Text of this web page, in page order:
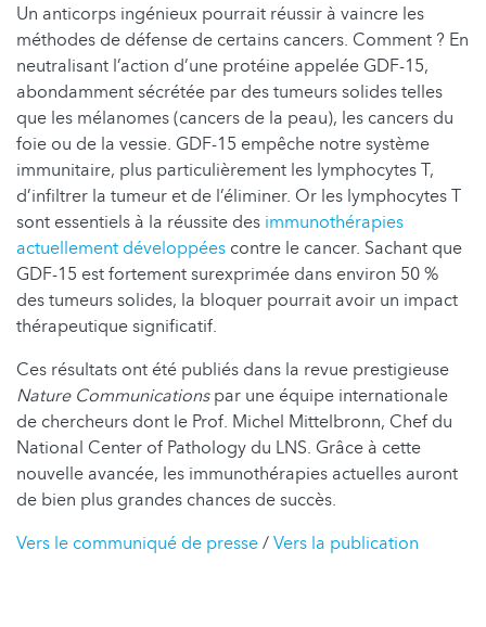
Un anticorps ingénieux pourrait réussir à vaincre les
méthodes de défense de certains cancers. Comment ? En
neutralisant l’action d’une protéine appelée GDF-15,
abondamment sécrétée par des tumeurs solides telles
que les mélanomes (cancers de la peau), les cancers du
foie ou de la vessie. GDF-15 empêche notre système
immunitaire, plus particulièrement les lymphocytes T,
d’infiltrer la tumeur et de l’éliminer. Or les lymphocytes T
sont essentiels à la réussite des immunothérapies
actuellement développées contre le cancer. Sachant que
GDF-15 est fortement surexprimée dans environ 50 %
des tumeurs solides, la bloquer pourrait avoir un impact
thérapeutique significatif.
Ces résultats ont été publiés dans la revue prestigieuse
Nature Communicationspar une équipe internationale
de chercheurs dont le Prof. Michel Mittelbronn, Chef du
National Center of Pathology du LNS. Grâce à cette
nouvelle avancée, les immunothérapies actuelles auront
de bien plus grandes chances de succès.
Vers le communiqué de presse/Vers la publication